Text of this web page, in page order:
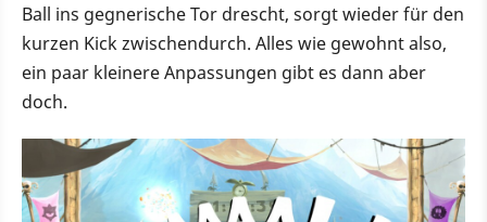
Ball ins gegnerische Tor drescht, sorgt wieder für den
kurzen Kick zwischendurch. Alles wie gewohnt also,
ein paar kleinere Anpassungen gibt es dann aber
doch.